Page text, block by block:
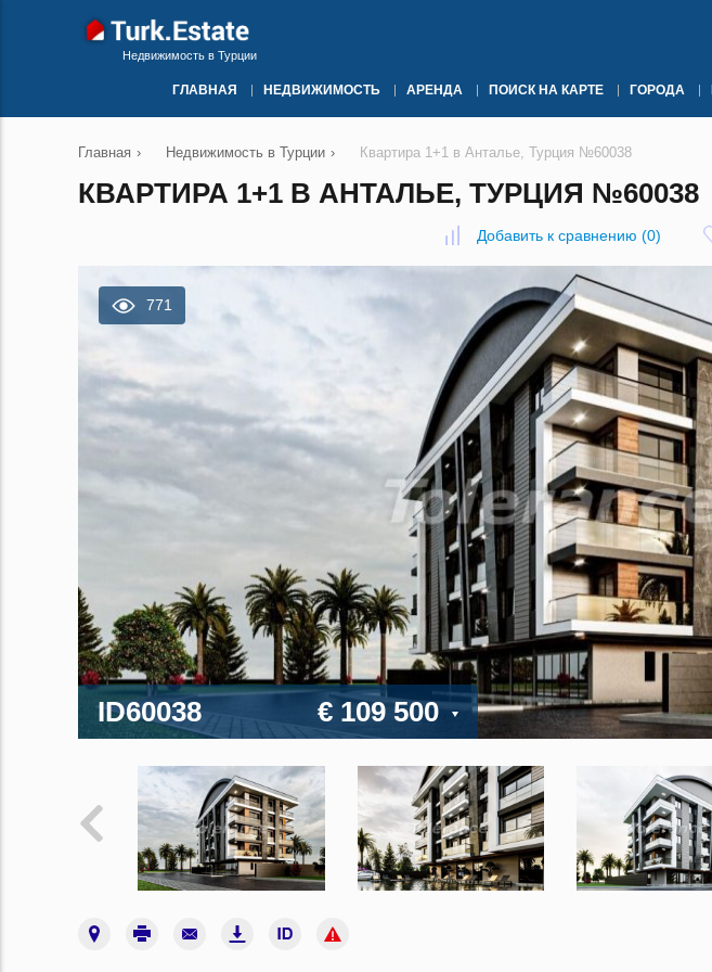
Недвижимость в Турции
ГЛАВНАЯ НЕДВИЖИМОСТЬ АРЕНДА ПОИСК НА КАРТЕ ГОРОДА
Главная › Недвижимость в Турции › Квартира 1+1 в Анталье, Турция №60038
КВАРТИРА 1+1 В АНТАЛЬЕ, ТУРЦИЯ №60038
Добавить к сравнению (0)
771
ID60038 € 109 500